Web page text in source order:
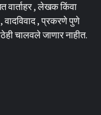
वार्ताहर , लेखक किंवा
वादविवाद , प्रकरणे पुणे
चालवले जाणार नाहीत.